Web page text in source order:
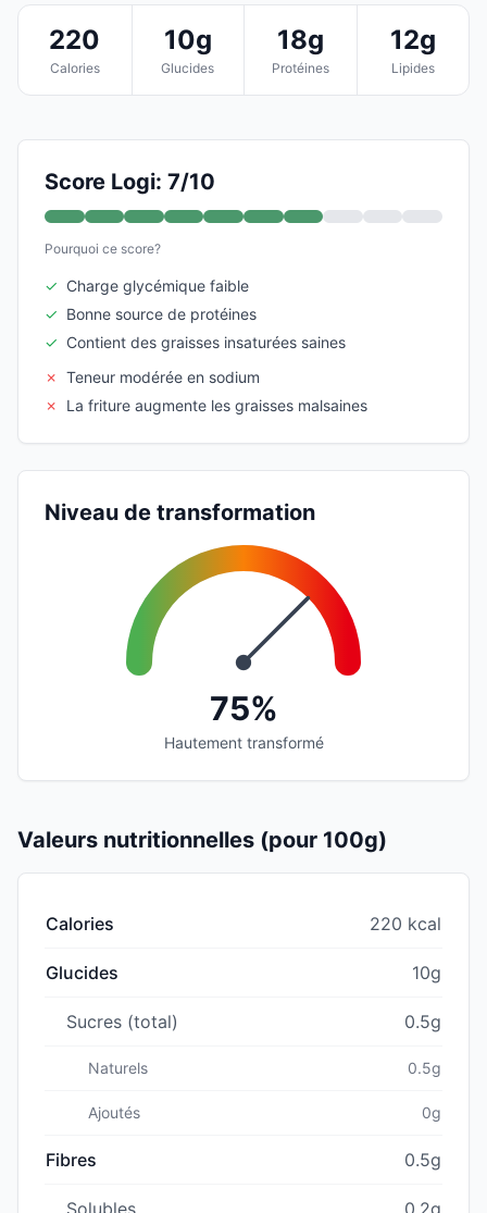
220
Calories
10g
Glucides
18g
Protéines
12g
Lipides
Score Logi: 7/10
Pourquoi ce score?
✓ Charge glycémique faible
✓ Bonne source de protéines
✓ Contient des graisses insaturées saines
✗ Teneur modérée en sodium
✗
La friture augmente les graisses malsaines
Niveau de transformation
75%
Hautement transformé
Valeurs nutritionnelles (pour 100g)
Calories 220 kcal
Glucides 10g
Sucres (total) 0.5g
Naturels 0.5g
Ajoutés 0g
Fibres 0.5g
Solubles 0.2g